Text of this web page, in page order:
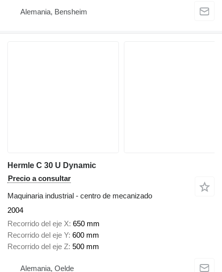
Alemania, Bensheim
Hermle C 30 U Dynamic
Precio a consultar
Maquinaria industrial - centro de mecanizado
2004
Recorrido del eje X 650 mm
Recorrido del eje Y 600 mm
Recorrido del eje Z 500 mm
Alemania, Oelde